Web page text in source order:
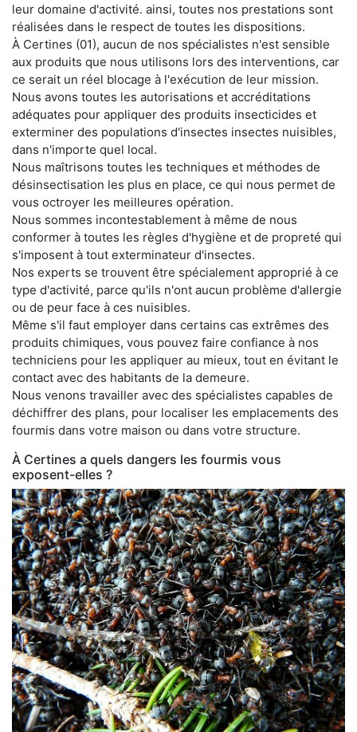
leur domaine d'activité. ainsi, toutes nos prestations sont
réalisées dans le respect de toutes les dispositions.
À Certines (01), aucun de nos spécialistes n'est sensible
aux produits que nous utilisons lors des interventions, car
ce serait un réel blocage à l'exécution de leur mission.
Nous avons toutes les autorisations et accréditations
adéquates pour appliquer des produits insecticides et
exterminer des populations d'insectes insectes nuisibles,
dans n'importe quel local.
Nous maîtrisons toutes les techniques et méthodes de
désinsectisation les plus en place, ce qui nous permet de
vous octroyer les meilleures opération.
Nous sommes incontestablement à même de nous
conformer à toutes les règles d'hygiène et de propreté qui
s'imposent à tout exterminateur d'insectes.
Nos experts se trouvent être spécialement approprié à ce
type d'activité, parce qu'ils n'ont aucun problème d'allergie
ou de peur face à ces nuisibles.
Même s'il faut employer dans certains cas extrêmes des
produits chimiques, vous pouvez faire confiance à nos
techniciens pour les appliquer au mieux, tout en évitant le
contact avec des habitants de la demeure.
Nous venons travailler avec des spécialistes capables de
déchiffrer des plans, pour localiser les emplacements des
fourmis dans votre maison ou dans votre structure.
À Certines a quels dangers les fourmis vous
exposent-elles ?